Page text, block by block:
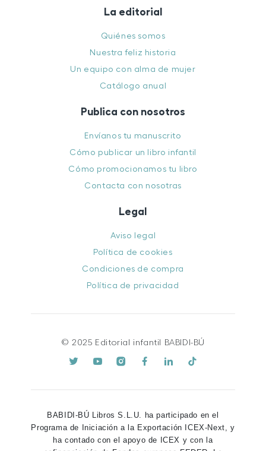
La editorial
Quiénes somos
Nuestra feliz historia
Un equipo con alma de mujer
Catálogo anual
Publica con nosotros
Envíanos tu manuscrito
Cómo publicar un libro infantil
Cómo promocionamos tu libro
Contacta con nosotras
Legal
Aviso legal
Política de cookies
Condiciones de compra
Política de privacidad
© 2025 Editorial infantil BABIDI-BÚ
BABIDI-BÚ Libros S.L.U. ha participado en el
Programa de Iniciación a la Exportación ICEX-Next, y
ha contado con el apoyo de ICEX y con la